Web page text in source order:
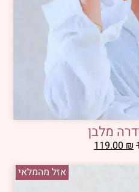
מלבן
119.00₪
אזל מהמלאי